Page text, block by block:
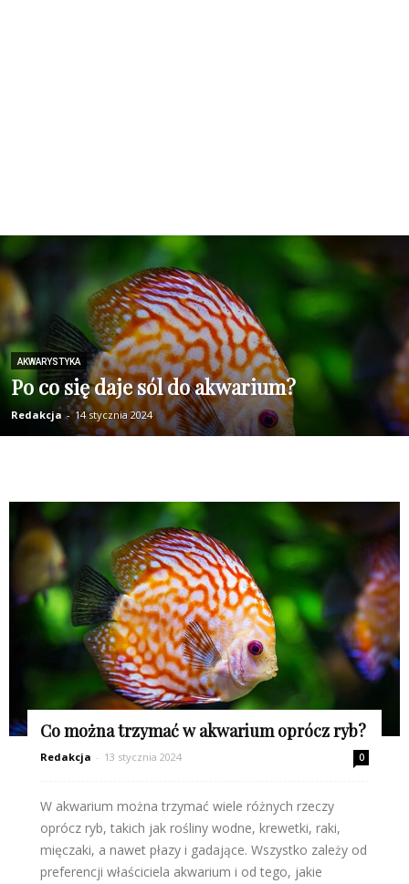
AKWARYSTYKA
Po co się daje sól do akwarium?
Redakcja - 14 stycznia 2024
Co można trzymać w akwarium oprócz ryb?
Redakcja - 13 stycznia 2024 0
W akwarium można trzymać wiele różnych rzeczy
oprócz ryb, takich jak rośliny wodne, krewetki, raki,
mięczaki, a nawet płazy i gadające. Wszystko zależy od
preferencji właściciela akwarium i od tego, jakie